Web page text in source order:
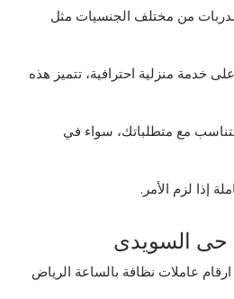
من مختلف الجنسيات مثل
خدمة منزلية احترافية، تتميز هذه
مع متطلباتك، سواء في
إذا لزم الأمر.
حى السويدى
عاملات نظافة بالساعة الرياض